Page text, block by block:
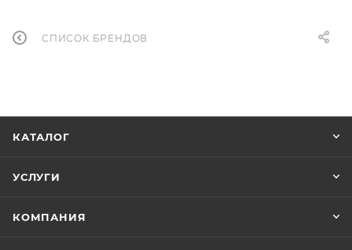
СПИСОК БРЕНДОВ
КАТАЛОГ
УСЛУГИ
КОМПАНИЯ